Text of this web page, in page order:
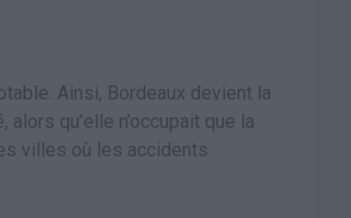
Ainsi, Bordeaux devient la
qu’elle n’occupait que la
villes où les accidents